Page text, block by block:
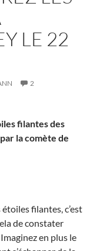
LE 22
2
filantes des
la comète de
filantes, c’est
de constater
Imaginez en plus le